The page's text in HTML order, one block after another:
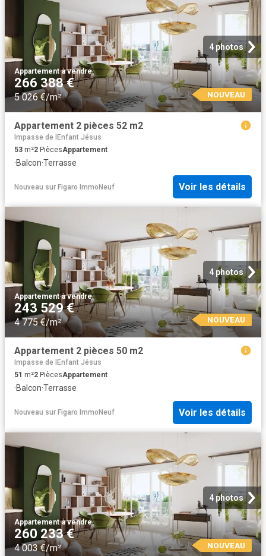
4 photos
Appartement·à vendre
266 388 €
5 026 €/m² NOUVEAU
Appartement 2 pièces 52 m2
Impasse de lEnfant Jésus
53 m²2 PiècesAppartement
·Balcon·Terrasse
Nouveau sur Figaro ImmoNeuf Voir les détails
4 photos
Appartement·à vendre
243 529 €
4 775 €/m² NOUVEAU
Appartement 2 pièces 50 m2
Impasse de lEnfant Jésus
51 m²2 PiècesAppartement
·Balcon·Terrasse
Nouveau sur Figaro ImmoNeuf Voir les détails
4 photos
Appartement·à vendre
260 233 €
4 003 €/m² NOUVEAU